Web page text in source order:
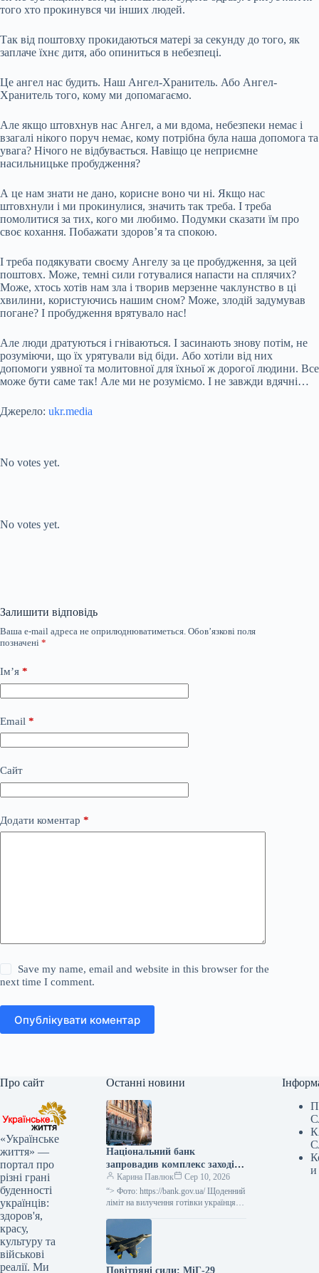
того хто прокинувся чи інших людей.
Так від поштовху прокидаються матері за секунду до того, як
заплаче їхнє дитя, або опиниться в небезпеці.
Це ангел нас будить. Наш Ангел-Хранитель. Або Ангел-
Хранитель того, кому ми допомагаємо.
Але якщо штовхнув нас Ангел, а ми вдома, небезпеки немає і
взагалі нікого поруч немає, кому потрібна була наша допомога та
увага? Нічого не відбувається. Навіщо це неприємне
насильницьке пробудження?
А це нам знати не дано, корисне воно чи ні. Якщо нас
штовхнули і ми прокинулися, значить так треба. І треба
помолитися за тих, кого ми любимо. Подумки сказати їм про
своє кохання. Побажати здоров’я та спокою.
І треба подякувати своєму Ангелу за це пробудження, за цей
поштовх. Може, темні сили готувалися напасти на сплячих?
Може, хтось хотів нам зла і творив мерзенне чаклунство в ці
хвилини, користуючись нашим сном? Може, злодій задумував
погане? І пробудження врятувало нас!
Але люди дратуються і гніваються. І засинають знову потім, не
розуміючи, що їх урятували від біди. Або хотіли від них
допомоги уявної та молитовної для їхньої ж дорогої людини. Все
може бути саме так! Але ми не розуміємо. І не завжди вдячні…
Джерело: ukr.media
No votes yet.
No votes yet.
Залишити відповідь
Ваша e-mail адреса не оприлюднюватиметься. Обов’язкові поля
позначені *
Ім’я *
Email *
Сайт
Додати коментар *
Save my name, email and website in this browser for the
next time I comment.
Опублікувати коментар
Про сайт
«Українське
життя» —
портал про
різні грані
буденності
українців:
здоров'я,
красу,
культуру та
військові
реалії. Ми
Останні новини
Національний банк
запровадив комплекс заходів
для полегшення валютних
операцій громадян.
Карина Павлюк
Сер 10, 2026
“> Фото: https://bank.gov.ua/ Щоденний
ліміт на вилучення готівки українцями
Повітряні сили: МіГ-29
и